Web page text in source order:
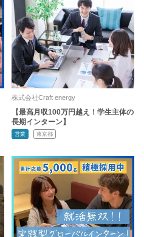
株式会社Craft energy
【最高月収100万円越え！学生主体の
長期インターン】
営業 東京都